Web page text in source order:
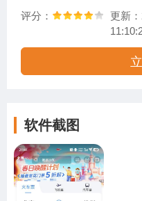
评分：
更新
软件截图